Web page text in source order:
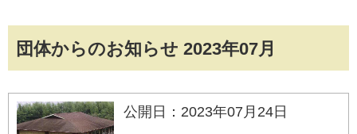
団体からのお知らせ 2023年07月
公開日：2023年07月24日